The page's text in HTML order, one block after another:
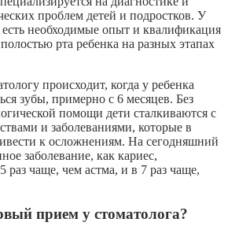
проблем детей и подростков. У
есть необходимые опыт и квалификация
рта ребенка на разных этапах
происходит, когда у ребенка
зубы, примерно с 6 месяцев. Без
помощи дети сталкиваются с
и заболеваниями, которые в
к осложнениям. На сегодняшний
заболевание, как кариес,
раз чаще, чем астма, и в 7 раз чаще,
прием у стоматолога?